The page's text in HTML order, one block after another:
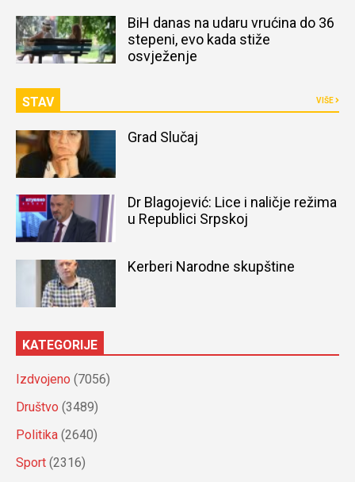
BiH danas na udaru vrućina do 36
stepeni, evo kada stiže
osvježenje
STAV VIŠE
Grad Slučaj
Dr Blagojević: Lice i naličje režima
u Republici Srpskoj
Kerberi Narodne skupštine
KATEGORIJE
Izdvojeno (7056)
Društvo (3489)
Politika (2640)
Sport (2316)